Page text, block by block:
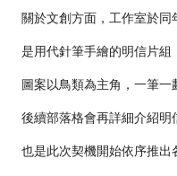
關於文創方面，工作室於同
是用代針筆手繪的明信片組
圖案以鳥類為主角，一筆一
後續部落格會再詳細介紹明
也是此次契機開始依序推出